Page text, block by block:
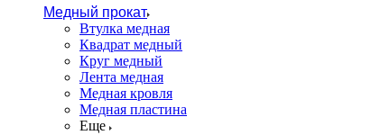
Медный прокат
Втулка медная
Квадрат медный
Круг медный
Лента медная
Медная кровля
Медная пластина
Еще